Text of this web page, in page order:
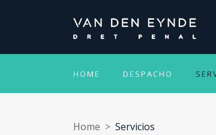
HOME DESPACHO
Home > Servicios